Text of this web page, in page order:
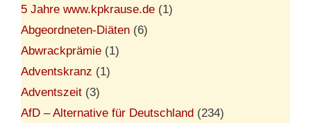
5 Jahre www.kpkrause.de (1)
Abgeordneten-Diäten (6)
Abwrackprämie (1)
Adventskranz (1)
Adventszeit (3)
AfD – Alternative für Deutschland (234)